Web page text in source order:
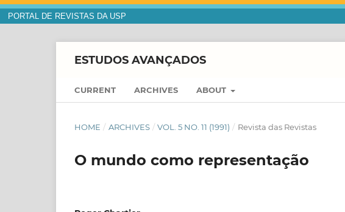
PORTAL DE REVISTAS DA USP
ESTUDOS AVANÇADOS
CURRENT ARCHIVES ABOUT
HOME / ARCHIVES / VOL. 5 NO. 11 (1991) / Revista das Revistas
O mundo como representação